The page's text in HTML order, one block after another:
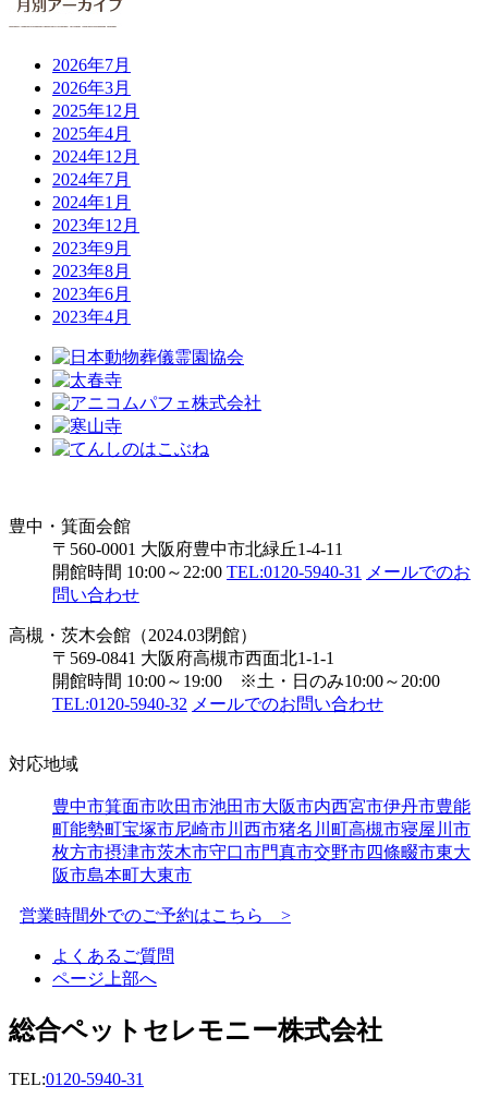
2026年7月
2026年3月
2025年12月
2025年4月
2024年12月
2024年7月
2024年1月
2023年12月
2023年9月
2023年8月
2023年6月
2023年4月
豊中・箕面会館
〒560-0001 大阪府豊中市北緑丘1-4-11
開館時間 10:00～22:00 TEL:0120-5940-31
メールでのお
問い合わせ
高槻・茨木会館（2024.03閉館）
〒569-0841 大阪府高槻市西面北1-1-1
開館時間 10:00～19:00 ※土・日のみ10:00～20:00
TEL:0120-5940-32 メールでのお問い合わせ
対応地域
豊中市箕面市吹田市池田市大阪市内西宮市伊丹市豊能
町能勢町宝塚市尼崎市川西市猪名川町高槻市寝屋川市
枚方市摂津市茨木市守口市門真市交野市四條畷市東大
阪市島本町大東市
営業時間外でのご予約はこちら >
よくあるご質問
ページ上部へ
総合ペットセレモニー株式会社
TEL:0120-5940-31